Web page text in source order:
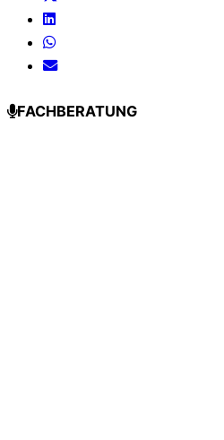
FACHBERATUNG